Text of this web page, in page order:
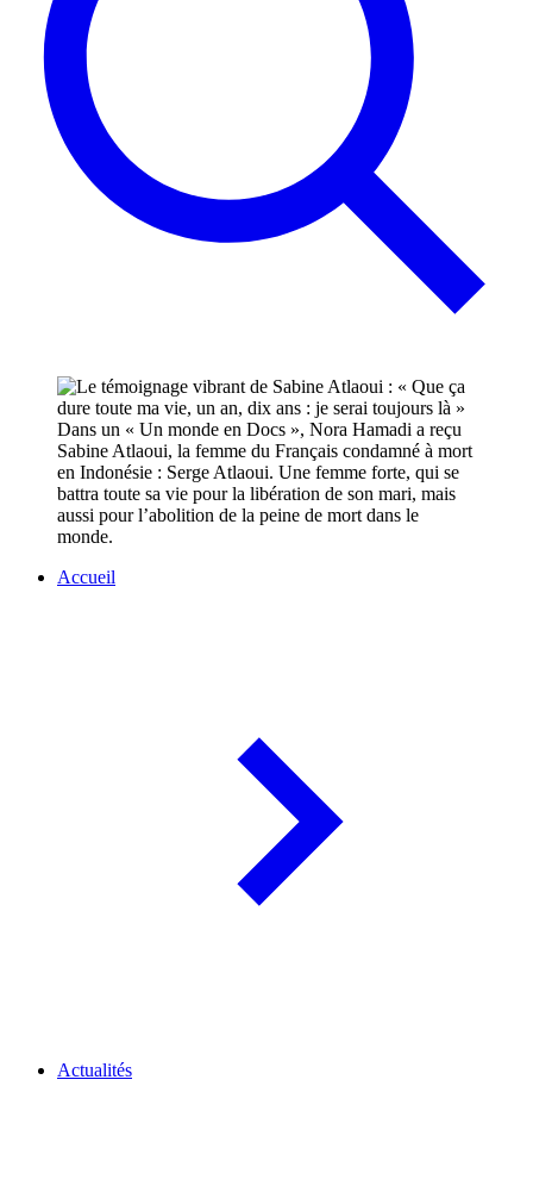
Dans un « Un monde en Docs », Nora Hamadi a reçu
Sabine Atlaoui, la femme du Français condamné à mort
en Indonésie : Serge Atlaoui. Une femme forte, qui se
battra toute sa vie pour la libération de son mari, mais
aussi pour l’abolition de la peine de mort dans le
monde.
Accueil
Actualités